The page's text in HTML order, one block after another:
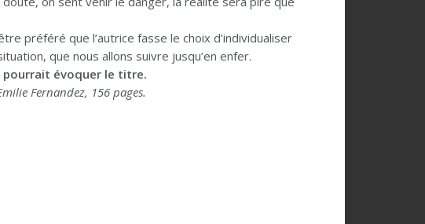
préféré que l’autrice fasse le choix d’individualiser
que nous allons suivre jusqu’en enfer.
pourrait évoquer le titre.
Fernandez, 156 pages.